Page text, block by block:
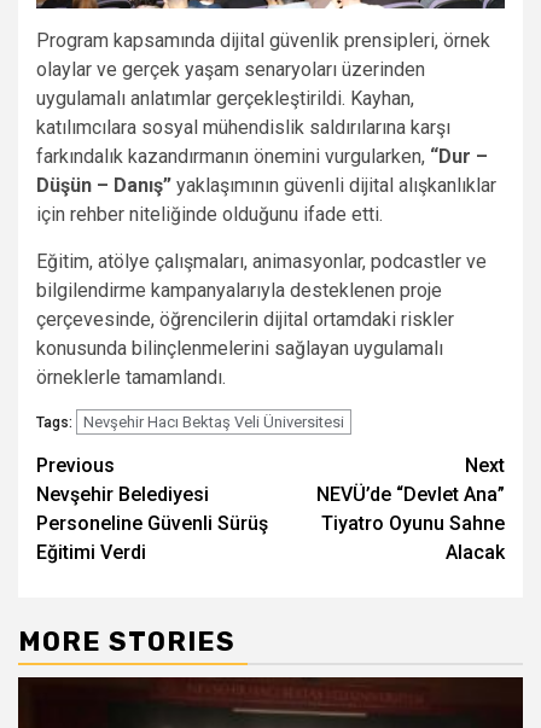
Program kapsamında dijital güvenlik prensipleri, örnek
olaylar ve gerçek yaşam senaryoları üzerinden
uygulamalı anlatımlar gerçekleştirildi. Kayhan,
katılımcılara sosyal mühendislik saldırılarına karşı
farkındalık kazandırmanın önemini vurgularken, “Dur –
Düşün – Danış” yaklaşımının güvenli dijital alışkanlıklar
için rehber niteliğinde olduğunu ifade etti.
Eğitim, atölye çalışmaları, animasyonlar, podcastler ve
bilgilendirme kampanyalarıyla desteklenen proje
çerçevesinde, öğrencilerin dijital ortamdaki riskler
konusunda bilinçlenmelerini sağlayan uygulamalı
örneklerle tamamlandı.
Tags: Nevşehir Hacı Bektaş Veli Üniversitesi
Post
navigation
Previous
Nevşehir Belediyesi
Personeline Güvenli Sürüş
Eğitimi Verdi
Next
NEVÜ’de “Devlet Ana”
Tiyatro Oyunu Sahne
Alacak
MORE STORIES